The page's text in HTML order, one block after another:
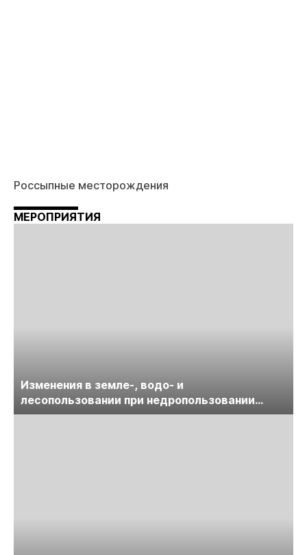
Россыпные месторождения
МЕРОПРИЯТИЯ
Изменения в земле-, водо- и
лесопользовании при недропользовании
обсудят на семинаре «ПравоТЭК»